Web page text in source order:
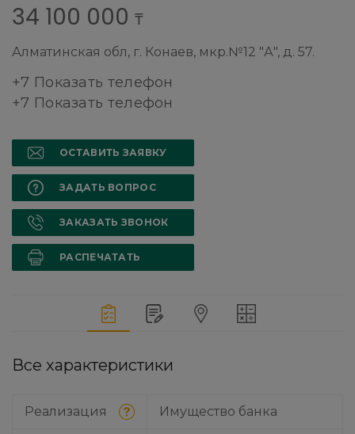
34 100 000 ₸
Алматинская обл, г. Конаев, мкр.№12 "А", д. 57.
+7 Показать телефон
+7 Показать телефон
ОСТАВИТЬ ЗАЯВКУ
ЗАДАТЬ ВОПРОС
ЗАКАЗАТЬ ЗВОНОК
РАСПЕЧАТАТЬ
Все характеристики
Реализация Имущество банка